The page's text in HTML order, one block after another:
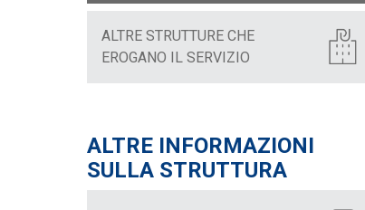
ALTRE STRUTTURE CHE
EROGANO IL SERVIZIO
ALTRE INFORMAZIONI
SULLA STRUTTURA